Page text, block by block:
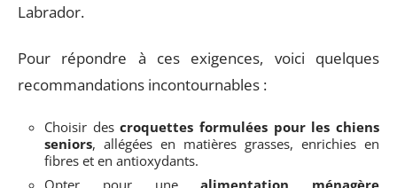
Labrador.
Pour répondre à ces exigences, voici quelques
recommandations incontournables :
Choisir descroquettes formulées pour les chiens
seniors, allégées en matières grasses, enrichies en
fibres et en antioxydants.
Opter pour unealimentation ménagère